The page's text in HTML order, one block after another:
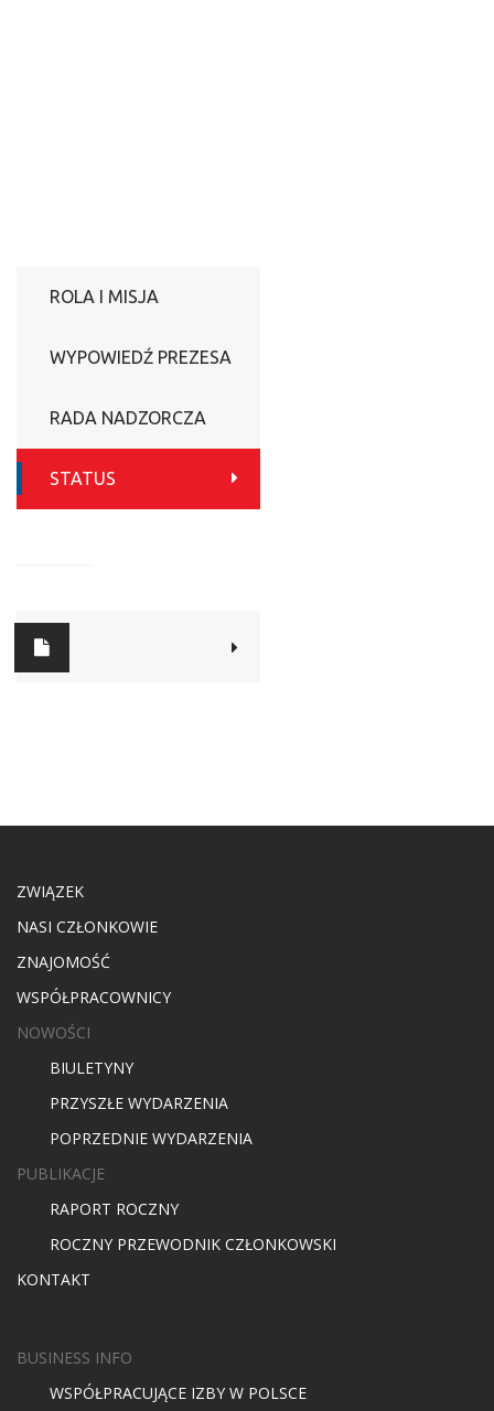
ROLA I MISJA
WYPOWIEDŹ PREZESA
RADA NADZORCZA
STATUS
ZWIĄZEK
NASI CZŁONKOWIE
ZNAJOMOŚĆ
WSPÓŁPRACOWNICY
NOWOŚCI
BIULETYNY
PRZYSZŁE WYDARZENIA
POPRZEDNIE WYDARZENIA
PUBLIKACJE
RAPORT ROCZNY
ROCZNY PRZEWODNIK CZŁONKOWSKI
KONTAKT
BUSINESS INFO
WSPÓŁPRACUJĄCE IZBY W POLSCE